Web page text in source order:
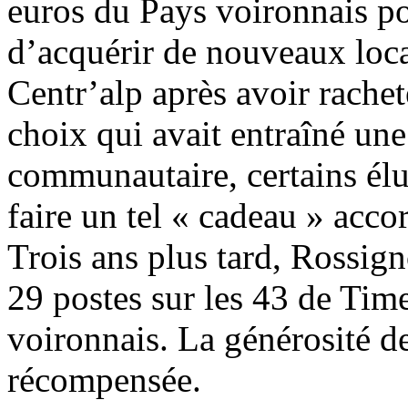
euros du Pays voironnais
d’acquérir de nouveaux
Centr’alp après avoir
choix qui avait entraîné
communautaire, certains
faire un tel « cadeau »
Trois ans plus tard,
29 postes sur les 43 de
voironnais. La générosité
récompensée.